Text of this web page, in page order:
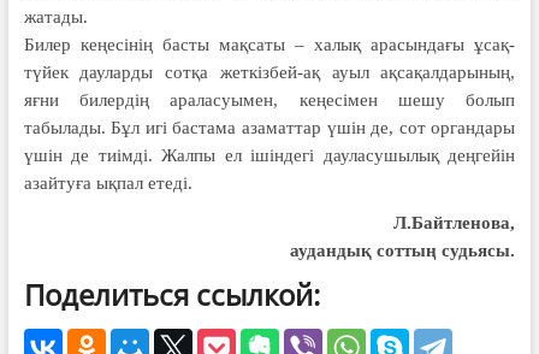
жатады.
Билер кеңесінің басты мақсаты – халық арасындағы ұсақ-
түйек дауларды сотқа жеткізбей-ақ ауыл ақсақалдарының,
яғни билердің араласуымен, кеңесімен шешу болып
табылады. Бұл игі бастама азаматтар үшін де, сот органдары
үшін де тиімді. Жалпы ел ішіндегі дауласушылық деңгейін
азайтуға ықпал етеді.
Л.Байтленова,
аудандық соттың судьясы.
Поделиться ссылкой: